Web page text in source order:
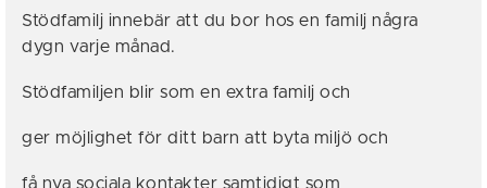
Stödfamilj innebär att du bor hos en familj några
dygn varje månad.
Stödfamiljen blir som en extra familj och
ger möjlighet för ditt barn att byta miljö och
få nya sociala kontakter samtidigt som